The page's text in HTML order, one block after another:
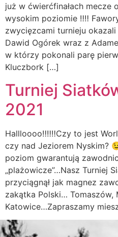
już w ćwierćfinałach mecze
wysokim poziomie ‼️‼️
zwycięzcami turnieju
Dawid Ogórek wraz z
w którzy pokonali parę
Kluczbork […]
Turniej
2021
Hallloooo‼️‼️‼️Czy to jest
czy nad Jeziorem Nyskim?
poziom gwarantują
„plażowicze”…Nasz Turniej
przyciągnął jak magnez
zakątka Polski… Tomaszów,
Katowice…Zapraszamy